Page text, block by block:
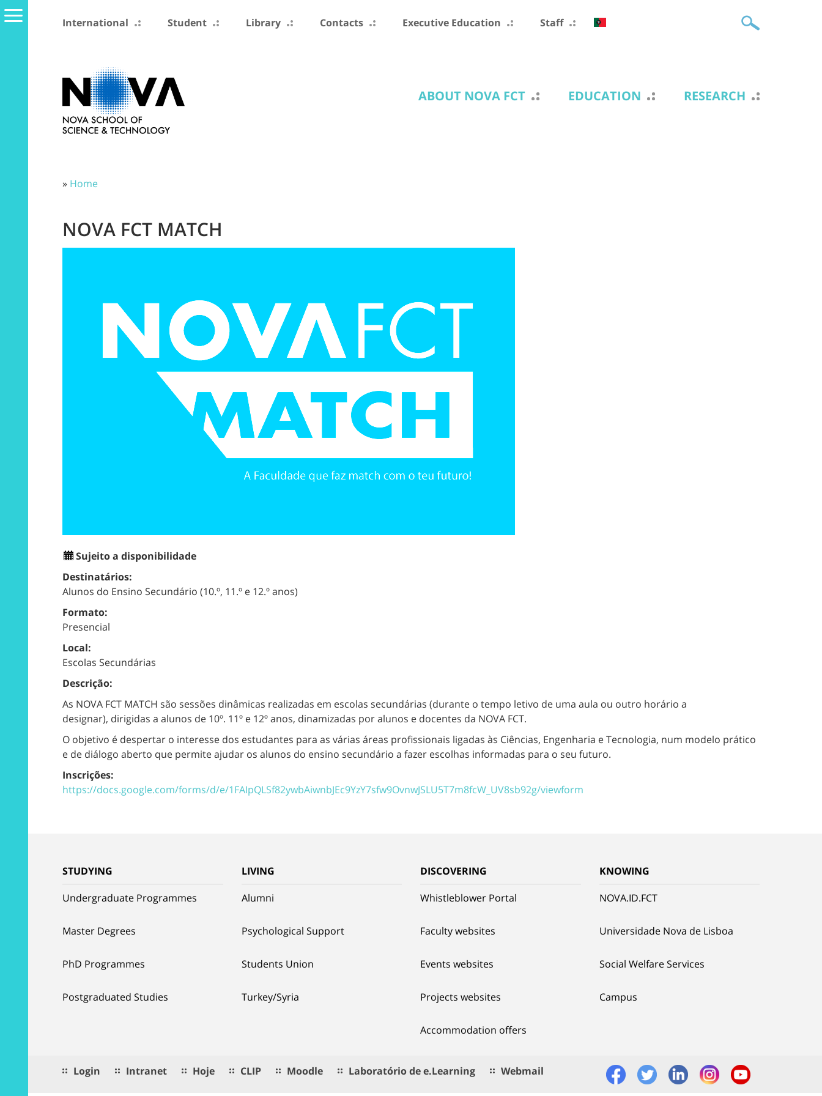
International Student Library Contacts Executive Education Staff
ABOUT NOVA FCT EDUCATION RESEARCH
» Home
NOVA FCT MATCH
Sujeito a disponibilidade
Destinatários:
Alunos do Ensino Secundário (10.º, 11.º e 12.º anos)
Formato:
Presencial
Local:
Escolas Secundárias
Descrição:
As NOVA FCT MATCH são sessões dinâmicas realizadas em escolas secundárias (durante o tempo letivo de uma aula ou outro horário a
designar), dirigidas a alunos de 10º. 11º e 12º anos, dinamizadas por alunos e docentes da NOVA FCT.
O objetivo é despertar o interesse dos estudantes para as várias áreas profissionais ligadas às Ciências, Engenharia e Tecnologia, num modelo prático
e de diálogo aberto que permiteajudar os alunos do ensino secundário a fazer escolhas informadas para o seu futuro.
Inscrições:
https://docs.google.com/forms/d/e/1FAIpQLSf82ywbAiwnbJEc9YzY7sfw9OvnwJSLU5T7m8fcW_UV8sb92g/viewform
STUDYING
Undergraduate Programmes
Master Degrees
PhD Programmes
Postgraduated Studies
LIVING
Alumni
Psychological Support
Students Union
Turkey/Syria
DISCOVERING
Whistleblower Portal
Faculty websites
Events websites
Projects websites
Accommodation offers
KNOWING
NOVA.ID.FCT
Universidade Nova de Lisboa
Social Welfare Services
Campus
Login Intranet Hoje CLIP Moodle Laboratório de e.Learning Webmail